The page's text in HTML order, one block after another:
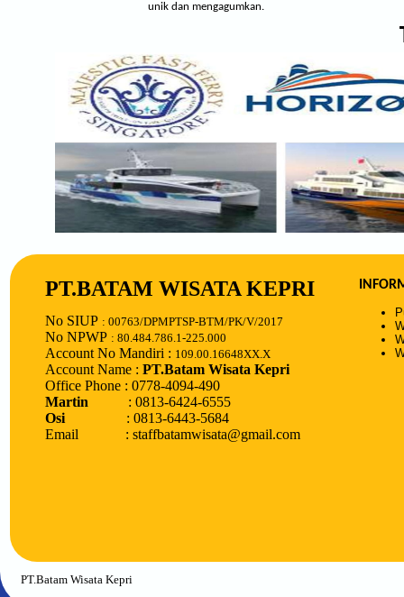
unik dan mengagumkan.
PT.BATAM WISATA KEPRI
No SIUP : 00763/DPMPTSP-BTM/PK/V/2017
No NPWP : 80.484.786.1-225.000
Account No Mandiri : 109.00.16648XX.X
Account Name : PT.Batam Wisata Kepri
Office Phone : 0778-4094-490
Martin
: 0813-6424-6555
Osi
: 0813-6443-5684
Email : staffbatamwisata@gmail.com
PT.Batam Wisata Kepri